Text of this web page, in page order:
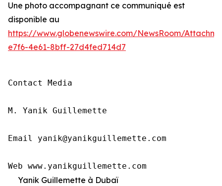
Une photo accompagnant ce communiqué est
disponible au
https://www.globenewswire.com/NewsRoom/
e7f6-4e61-8bff-27d4fed714d7
Contact Media
M. Yanik Guillemette
Email yanik@yanikguillemette.com
Web www.yanikguillemette.com
Yanik Guillemette à Dubaï